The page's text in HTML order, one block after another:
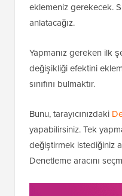
eklemeniz gerekecek.
anlatacağız.
Yapmanız gereken ilk
değişikliği efektini
sınıfını bulmaktır.
Bunu, tarayıcınızdaki
yapabilirsiniz. Tek
değiştirmek istediğiniz
Denetleme aracını